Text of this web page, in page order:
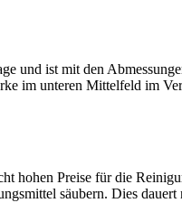
und ist mit den
im unteren Mittelfeld im
hohen Preise für die
säubern. Dies